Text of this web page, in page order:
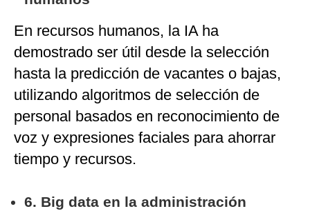
En recursos humanos, la IA ha
demostrado ser útil desde la selección
hasta la predicción de vacantes o bajas,
utilizando algoritmos de selección de
personal basados en reconocimiento de
voz y expresiones faciales para ahorrar
tiempo y recursos.
6. Big data en la administración